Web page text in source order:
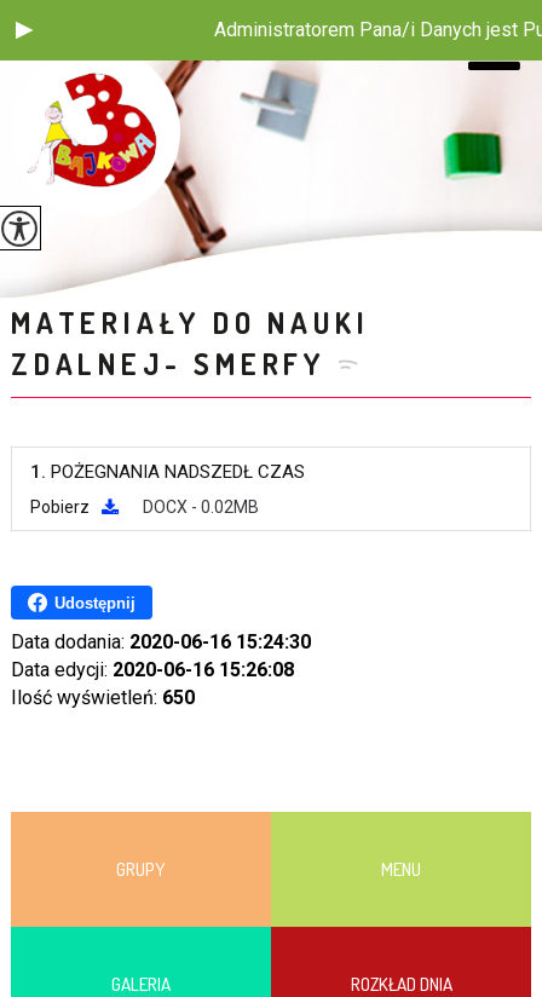
Administratorem Pana/i Danych jest
MATERIAŁY DO NAUKI
ZDALNEJ- SMERFY
1. POŻEGNANIA NADSZEDŁ CZAS
Pobierz DOCX - 0.02MB
Udostępnij
Data dodania: 2020-06-16 15:24:30
Data edycji: 2020-06-16 15:26:08
Ilość wyświetleń: 650
GRUPY MENU
GALERIA ROZKŁAD DNIA